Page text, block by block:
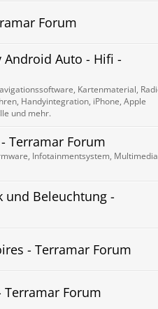
Forum
Android Auto - Hifi -
Kartenmaterial,
Handyintegration, iPhone, Apple
und mehr.
Terramar Forum
Infotainmentsystem,
und Beleuchtung -
- Terramar Forum
Terramar Forum